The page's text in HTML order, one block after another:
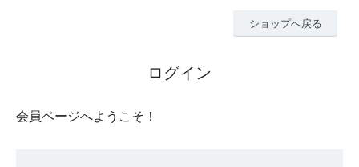
ショップへ戻る
ログイン
会員ページへようこそ！